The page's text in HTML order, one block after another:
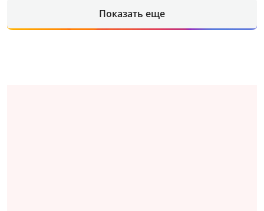
Показать еще